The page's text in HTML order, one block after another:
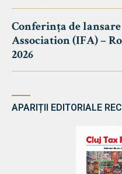
Conferința de
Association (IFA) –
2026
APARIȚII EDITORIALE